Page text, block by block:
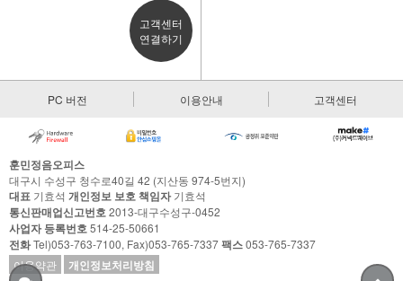
고객센터
연결하기
PC 버전 이용안내 고객센터
훈민정음오피스
대구시 수성구 청수로40길 42 (지산동 974-5번지)
대표 기효석 개인정보 보호 책임자기효석
통신판매업신고번호2013-대구수성구-0452
사업자 등록번호514-25-50661
전화Tel)053-763-7100, Fax)053-765-7337팩스053-765-7337
이용약관
개인정보처리방침